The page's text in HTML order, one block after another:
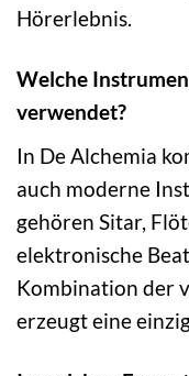
Hörerlebnis.
Welche
verwendet?
In De Alchemia
auch moderne
gehören Sitar,
elektronische
Kombination der
erzeugt eine